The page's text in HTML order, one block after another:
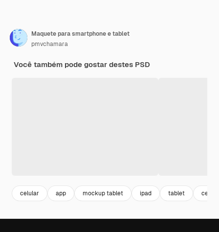
Maquete para smartphone e tablet
pmvchamara
Você também pode gostar destes PSD
celular app mockup tablet ipad tablet